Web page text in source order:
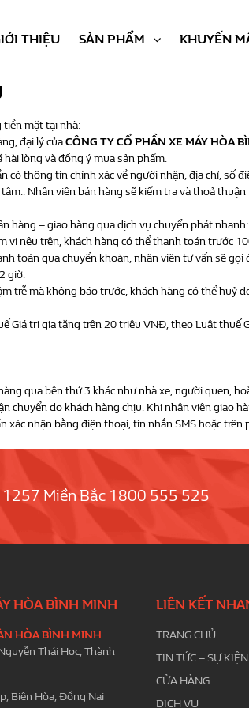
THIỆU SẢN PHẨM KHUYẾN
tiền mặt tại nhà:
đại lý củaCÔNG TY CỔ PHẦN XE MÁY HÒA
lòng và đồng ý mua sản phẩm.
có thông tin chính xác về người nhận, địa chỉ,
Nhân viên bán hàng sẽ kiểm tra và thoả
hàng – giao hàng qua dịch vụ chuyển phát nhanh:
vi nêu trên, khách hàng có thể thanh toán trước
toán qua chuyển khoản, nhân viên tư vấn sẽ
giờ.
trễ mà không báo trước, khách hàng có thể huỷ
Giá trị gia tăng trên 20 triệu VNĐ, theo Luật
qua bên thứ 3 khác như nhà xe, người quen,
chuyển do khách hàng chịu. Khi nhân viên giao
xác nhận bằng điện thoại, tin nhắn SMS hoặc trên
Miền Bắc 1800 555 525
HÒA BÌNH MINH
HÒA BÌNH MINH
Thái Học, Thành
Biên Hòa, Đồng Nai
LIÊN KẾT
TRANG CHỦ
TIN TỨC – SỰ KIỆN
CỬA HÀNG
DỊCH VỤ